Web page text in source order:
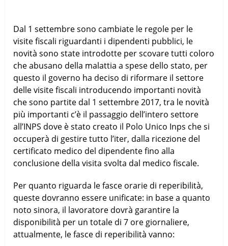
Dal 1 settembre sono cambiate le regole per le
visite fiscali riguardanti i dipendenti pubblici, le
novità sono state introdotte per scovare tutti coloro
che abusano della malattia a spese dello stato, per
questo il governo ha deciso di riformare il settore
delle visite fiscali introducendo importanti novità
che sono partite dal 1 settembre 2017, tra le novità
più importanti c’è il passaggio dell’intero settore
all’INPS dove è stato creato il Polo Unico Inps che si
occuperà di gestire tutto l’iter, dalla ricezione del
certificato medico del dipendente fino alla
conclusione della visita svolta dal medico fiscale.
Per quanto riguarda le fasce orarie di reperibilità,
queste dovranno essere unificate: in base a quanto
noto sinora, il lavoratore dovrà garantire la
disponibilità per un totale di 7 ore giornaliere,
attualmente, le fasce di reperibilità vanno: